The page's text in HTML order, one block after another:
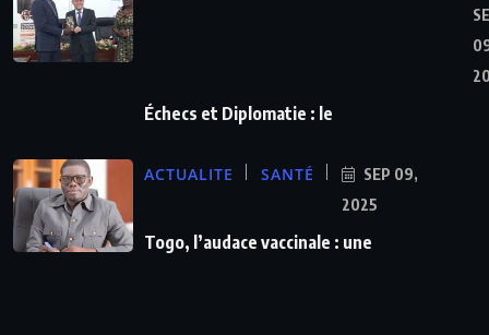
Échecs et Diplomatie : le
ACTUALITE SANTÉ
SEP 09,
2025
Togo, l’audace vaccinale : une